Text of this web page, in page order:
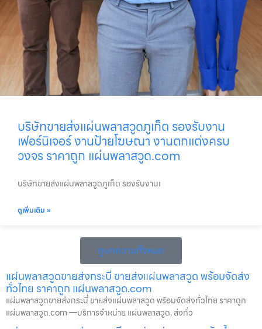
บริษัทขายส่งแผ่นพลาสวูดภูเก็ต รองรับงาน
เฟอร์นิเจอร์ งานป้ายโฆษณา งานตกแต่งครบ
วงจร ราคาถูก แผ่นพลาสวูด.com
บริษัทขายส่งแผ่นพลาสวูดภูเก็ต รองรับงานเ
ดูเพิ่มเติม »
ดูบทความทั้งหมด
แผ่นพลาสวูดขายส่งกระบี่ ขายส่งแผ่นพลาสวูด พร้อมจัดส่ง
ทั่วไทย ราคาถูก แผ่นพลาสวูด.com
แผ่นพลาสวูดขายส่งกระบี่ ขายส่งแผ่นพลาสวูด พร้อมจัดส่งทั่วไทย ราคาถูก
แผ่นพลาสวูด.com —บริการจำหน่าย แผ่นพลาสวูด, ส่งทั่ว